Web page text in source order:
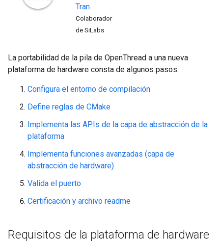
Tran
Colaborador
de SiLabs
La portabilidad de la pila de OpenThread a una nueva
plataforma de hardware consta de algunos pasos:
Configura el entorno de compilación
Define reglas de CMake
Implementa las APIs de la capa de abstracción de la
plataforma
Implementa funciones avanzadas (capa de
abstracción de hardware)
Valida el puerto
Certificación y archivo readme
Requisitos de la plataforma de hardware